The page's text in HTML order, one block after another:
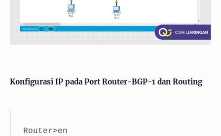
Konfigurasi IP pada Port Router-BGP-1 dan Routing
Router>en